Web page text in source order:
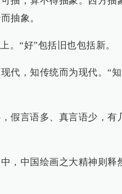
抽象。
。“好”包括旧也包括新。
代，知传统而为现代。“
假言语多、真言语少，有
，中国绘画之大精神则释